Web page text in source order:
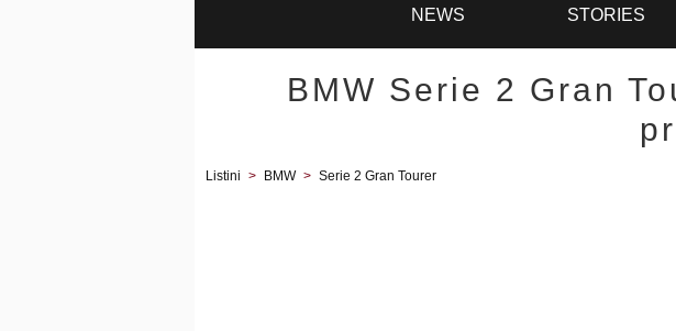
NEWS STORIES
BMW Serie 2 Gran
Listini > BMW > Serie 2 Gran Tourer